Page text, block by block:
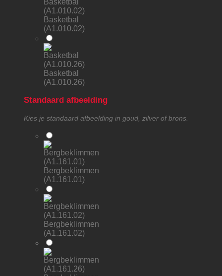
Basketbal
(A1.010.02)
Basketbal
(A1.010.26)
Standaard afbeelding
Kies je standaard afbeelding in goud, zilver of brons.
Bergbeklimmen
(A1.161.01)
Bergbeklimmen
(A1.161.02)